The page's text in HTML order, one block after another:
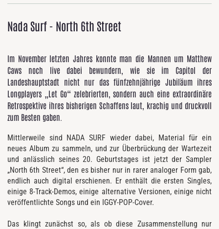
Nada Surf - North 6th Street
Im November letzten Jahres konnte man die Mannen um Matthew
Caws noch live dabei bewundern, wie sie im Capitol der
Landeshauptstadt nicht nur das fünfzehnjährige Jubiläum ihres
Longplayers „Let Go“ zelebrierten, sondern auch eine extraordinäre
Retrospektive ihres bisherigen Schaffens laut, krachig und druckvoll
zum Besten gaben.
Mittlerweile sind NADA SURF wieder dabei, Material für ein
neues Album zu sammeln, und zur Überbrückung der Wartezeit
und anlässlich seines 20. Geburtstages ist jetzt der Sampler
„North 6th Street“, den es bisher nur in rarer analoger Form gab,
endlich auch digital erschienen. Er enthält die ersten Singles,
einige 8-Track-Demos, einige alternative Versionen, einige nicht
veröffentlichte Songs und ein IGGY-POP-Cover.
Das klingt zunächst so, als ob diese Zusammenstellung nur